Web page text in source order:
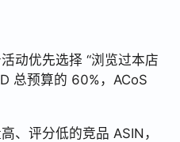
动优先选择 “浏览过本店
总预算的 60%，ACoS
、评分低的竞品 ASIN，